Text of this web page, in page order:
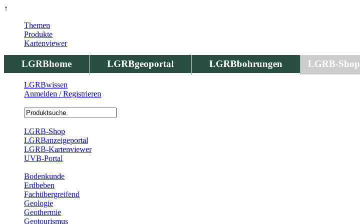
↑
LGRBhome LGRBgeoportal LGRBbohrungen LGRB-Shop
Themen
Produkte
Kartenviewer
LGRBwissen
Anmelden / Registrieren
LGRB-Shop
LGRBanzeigeportal
LGRB-Kartenviewer
UVB-Portal
Bodenkunde
Erdbeben
Fachübergreifend
Geologie
Geothermie
Geotourismus